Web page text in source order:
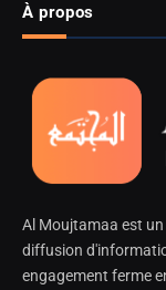
À propos
Al Moujtamaa est
diffusion
engagement ferme